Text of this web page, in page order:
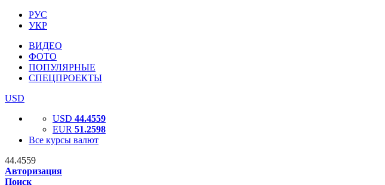
РУС
УКР
ВИДЕО
ФОТО
ПОПУЛЯРНЫЕ
СПЕЦПРОЕКТЫ
USD
USD 44.4559
EUR 51.2598
Все курсы валют
44.4559
Авторизация
Поиск